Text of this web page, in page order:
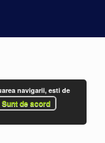
navigarii, esti de
Sunt de acord